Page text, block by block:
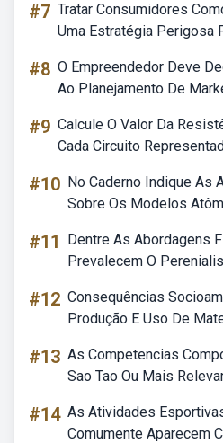
#7 Tratar Consumidores
Uma Estratégia Perigosa
#8 O Empreendedor Deve
Ao Planejamento De
#9 Calcule O Valor Da
Cada Circuito
#10 No Caderno Indique As
Sobre Os Modelos
#11
Dentre As Abordagens
Prevalecem O
#12 Consequências
Produção E Uso De
#13 As Competencias
Sao Tao Ou Mais
#14 As Atividades
Comumente Aparecem